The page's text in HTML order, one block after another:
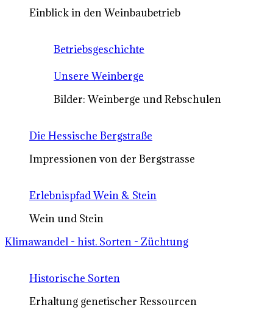
Einblick in den Weinbaubetrieb
Betriebsgeschichte
Unsere Weinberge
Bilder: Weinberge und Rebschulen
Die Hessische Bergstraße
Impressionen von der Bergstrasse
Erlebnispfad Wein & Stein
Wein und Stein
Klimawandel - hist. Sorten - Züchtung
Historische Sorten
Erhaltung genetischer Ressourcen